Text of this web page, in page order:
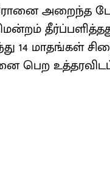
அறைந்த
மாதங்கள்
பெற